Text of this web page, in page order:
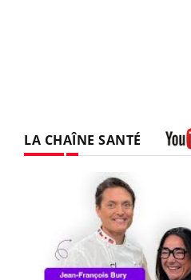
LA CHAÎNE SANTÉ